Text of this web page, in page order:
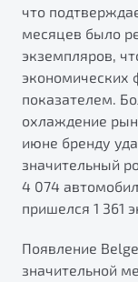
что
месяцев было
экземпляров,
экономических
показателем.
охлаждение
июне бренду
значительный
4 074
пришелся 1 361
Появление
значительной